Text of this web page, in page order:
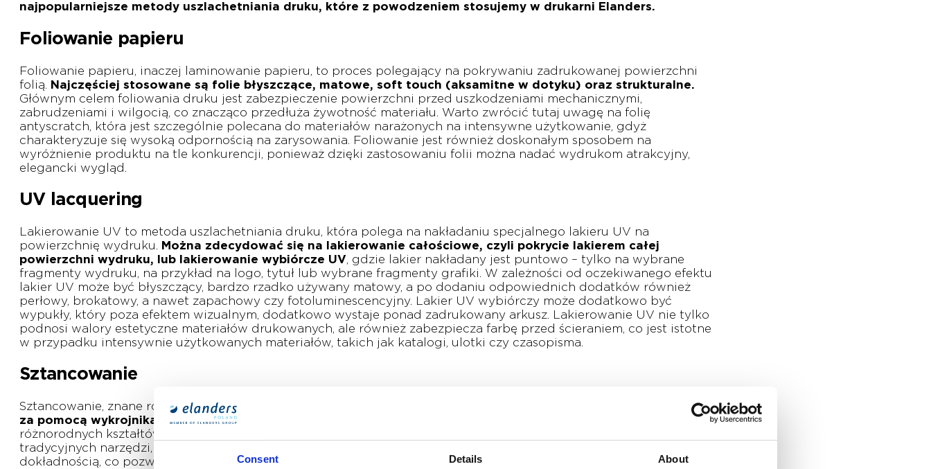
Consent Details About
najpopularniejsze metody uszlachetniania druku, które z powodzeniem stosujemy w drukarni Elanders.
Foliowanie papieru
Foliowanie papieru, inaczej laminowanie papieru, to proces polegający na pokrywaniu zadrukowanej powierzchni
folią. Najczęściej stosowane są folie błyszczące, matowe, soft touch (aksamitne w dotyku) oraz strukturalne.
Głównym celem foliowania druku jest zabezpieczenie powierzchni przed uszkodzeniami mechanicznymi,
zabrudzeniami i wilgocią, co znacząco przedłuża żywotność materiału. Warto zwrócić tutaj uwagę na folię
antyscratch, która jest szczególnie polecana do materiałów narażonych na intensywne użytkowanie, gdyż
charakteryzuje się wysoką odpornością na zarysowania. Foliowanie jest również doskonałym sposobem na
wyróżnienie produktu na tle konkurencji, ponieważ dzięki zastosowaniu folii można nadać wydrukom atrakcyjny,
elegancki wygląd.
UV lacquering
Lakierowanie UV to metoda uszlachetniania druku, która polega na nakładaniu specjalnego lakieru UV na
powierzchnię wydruku. Można zdecydować się na lakierowanie całościowe, czyli pokrycie lakierem całej
powierzchni wydruku, lub lakierowanie wybiórcze UV, gdzie lakier nakładany jest puntowo – tylko na wybrane
fragmenty wydruku, na przykład na logo, tytuł lub wybrane fragmenty grafiki. W zależności od oczekiwanego efektu
lakier UV może być błyszczący, bardzo rzadko używany matowy, a po dodaniu odpowiednich dodatków również
perłowy, brokatowy, a nawet zapachowy czy fotoluminescencyjny. Lakier UV wybiórczy może dodatkowo być
wypukły, który poza efektem wizualnym, dodatkowo wystaje ponad zadrukowany arkusz. Lakierowanie UV nie tylko
podnosi walory estetyczne materiałów drukowanych, ale również zabezpiecza farbę przed ścieraniem, co jest istotne
w przypadku intensywnie użytkowanych materiałów, takich jak katalogi, ulotki czy czasopisma.
Sztancowanie
Sztancowanie, znane również jako wykrawanie, to
polega na wycinaniu z papieru lub kartonu określonego wzoru
za pomocą wykrojnika.
Proces ten jest szybki i precyzyjny, co sprawia, że doskonale nadaje się do produkcji
różnorodnych kształtów i form, takich jak pudełka produktowe, wizytówki czy teczki. W przeciwieństwie do
tradycyjnych narzędzi, jak nożyczki czy gilotyny, wykrojnik umożliwia wycięcie skomplikowanych wzorów z wysoką
dokładnością, co pozwala na tworzenie unikalnych i wyróżniających się projektów.